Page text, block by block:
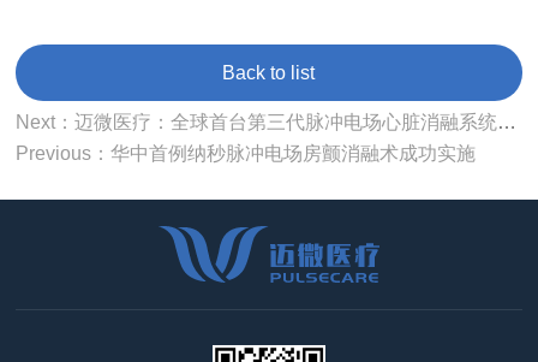
Back to list
Next：迈微医疗：全球首台第三代脉冲电场心脏消融系统nsPFA完成全国首例临床入组【媒体报道回顾】
Previous：华中首例纳秒脉冲电场房颤消融术成功实施